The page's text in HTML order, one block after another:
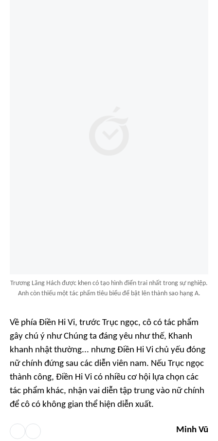
Trương Lăng Hách được khen có tạo hình điển trai nhất trong sự nghiệp.
Anh còn thiếu một tác phẩm tiêu biểu để bật lên thành sao hạng A.
Về phía Điền Hi Vi, trước Trục ngọc, cô có tác phẩm
gây chú ý nhưChúng ta đáng yêu như thế, Khanh
khanh nhật thường... nhưng Điền Hi Vi chủ yếu đóng
nữ chính đứng sau các diễn viên nam. Nếu Trục ngọc
thành công, Điền Hi Vi có nhiều cơ hội lựa chọn các
tác phẩm khác, nhận vai diễn tập trung vào nữ chính
để cô có không gian thể hiện diễn xuất.
Minh Vũ